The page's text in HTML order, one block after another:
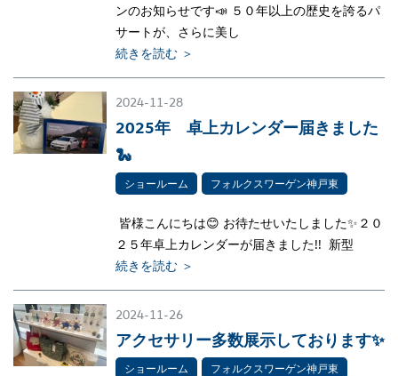
ンのお知らせです📣 ５０年以上の歴史を誇るパ
サートが、さらに美し
続きを読む ＞
2024-11-28
2025年 卓上カレンダー届きました
🐍
ショールーム フォルクスワーゲン神戸東
皆様こんにちは😊 お待たせいたしました✨２０
２５年卓上カレンダーが届きました!! 新型
続きを読む ＞
2024-11-26
アクセサリー多数展示しております✨
ショールーム フォルクスワーゲン神戸東